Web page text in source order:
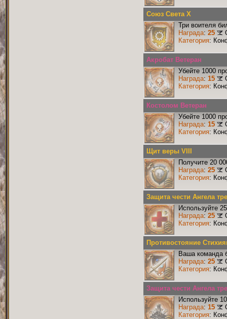
Союз Света X
Три воителя
Награда: 25
Категория:
Акробат Ветеран
Убейте 1000
Награда: 15
Категория:
Костолом Ветеран
Убейте 1000
Награда: 15
Категория:
Щит веры VIII
Получите 20
Награда: 25
Категория:
Защита чести Ангела
Используйте
Награда: 25
Категория:
Противостояние
Ваша команда
Награда: 25
Категория:
Защита чести Ангела
Используйте
Награда: 15
Категория: